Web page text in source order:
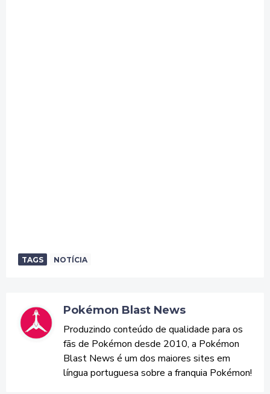
TAGS NOTÍCIA
Pokémon Blast News
Produzindo conteúdo de qualidade para os
fãs de Pokémon desde 2010, a Pokémon
Blast News é um dos maiores sites em
língua portuguesa sobre a franquia Pokémon!